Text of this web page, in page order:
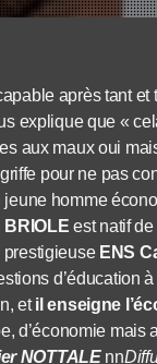
après tant et
explique que «
aux maux oui
pour ne pas
homme
est natif
prestigieuse ENS
d’éducation à
etil enseigne
d’économie
NOTTALEnn